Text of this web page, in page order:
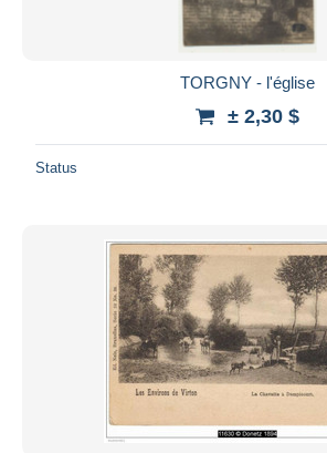
TORGNY - l'église
± 2,30 $
Status